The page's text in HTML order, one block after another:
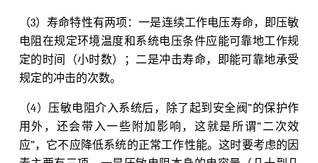
（3）寿命特性有两项：一是连续工作电压寿命，即压敏
电阻在规定环境温度和系统电压条件应能可靠地工作规
定的时间（小时数）；二是冲击寿命，即能可靠地承受
规定的冲击的次数。
（4）压敏电阻介入系统后，除了起到安全阀”的保护作
用外，还会带入一些附加影响，这就是所谓”二次效
应”，它不应降低系统的正常工作性能。这时要考虑的因